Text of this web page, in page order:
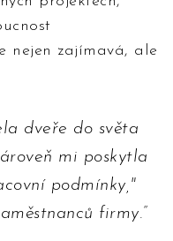
nejen zajímavá, ale
dveře do světa
mi poskytla
podmínky,"
firmy.